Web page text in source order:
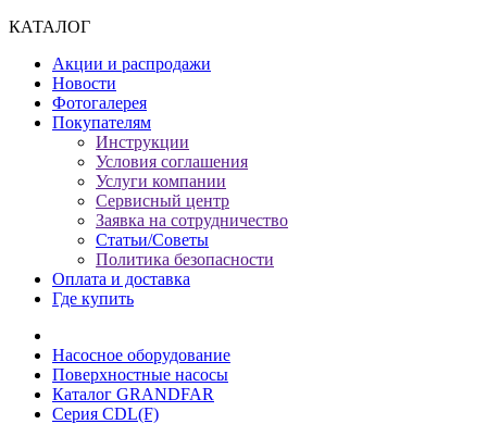
КАТАЛОГ
Акции и распродажи
Новости
Фотогалерея
Покупателям
Инструкции
Условия соглашения
Услуги компании
Сервисный центр
Заявка на сотрудничество
Статьи/Советы
Политика безопасности
Оплата и доставка
Где купить
Насосное оборудование
Поверхностные насосы
Каталог GRANDFAR
Серия CDL(F)